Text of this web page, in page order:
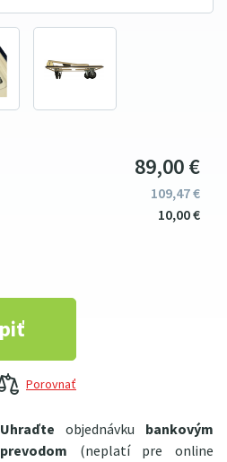
Uhraďte objednávku bankovým
prevodom (neplatí pre online
89 00€
109 47€
10 00€
Porovnať